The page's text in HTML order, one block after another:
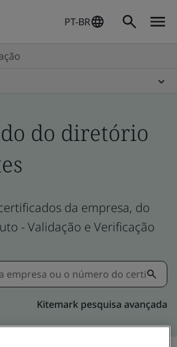
PT-BR
do diretório
da empresa, do
- Validação e Verificação
Kitemark pesquisa avançada